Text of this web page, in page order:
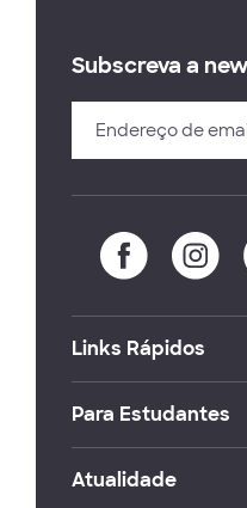
Subscreva a
Links Rápidos
Para Estudantes
Atualidade